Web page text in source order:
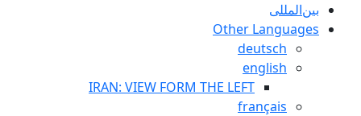
بین‌المللی
Other Languages
deutsch
english
IRAN: VIEW FORM THE LEFT
français